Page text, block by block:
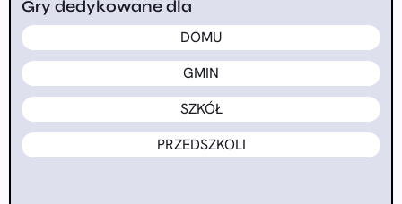
Gry dedykowane dla
DOMU
GMIN
SZKÓŁ
PRZEDSZKOLI